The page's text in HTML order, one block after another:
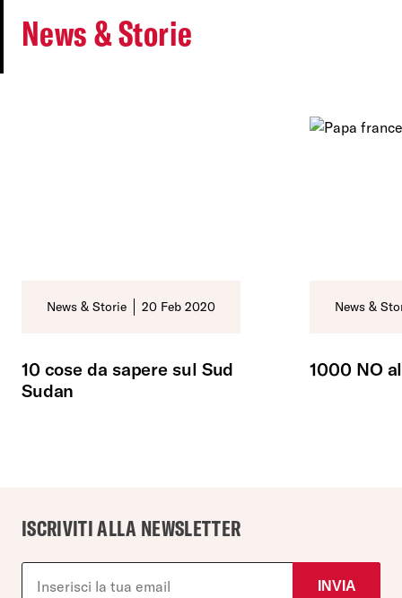
News & Storie
Categoria:
News & Storie Data:
20 Feb 2020
10 cose da sapere sul Sud
Sudan
Categoria:
News &
1000 NO
ISCRIVITI ALLA NEWSLETTER
INVIA